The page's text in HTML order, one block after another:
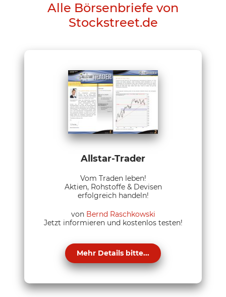
Alle Börsenbriefe von
Stockstreet.de
Allstar-Trader
Vom Traden leben!
Aktien, Rohstoffe & Devisen
erfolgreich handeln!
von Bernd Raschkowski
Jetzt informieren und kostenlos testen!
Mehr Details bitte...